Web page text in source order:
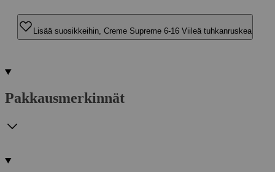
Lisää suosikkeihin, Creme Supreme 6-16 Viileä tuhkanruskea
Pakkausmerkinnät